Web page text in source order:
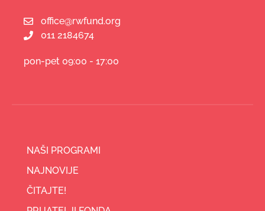
office@rwfund.org
011 2184674
pon-pet 09:00 - 17:00
NAŠI PROGRAMI
NAJNOVIJE
ČITAJTE!